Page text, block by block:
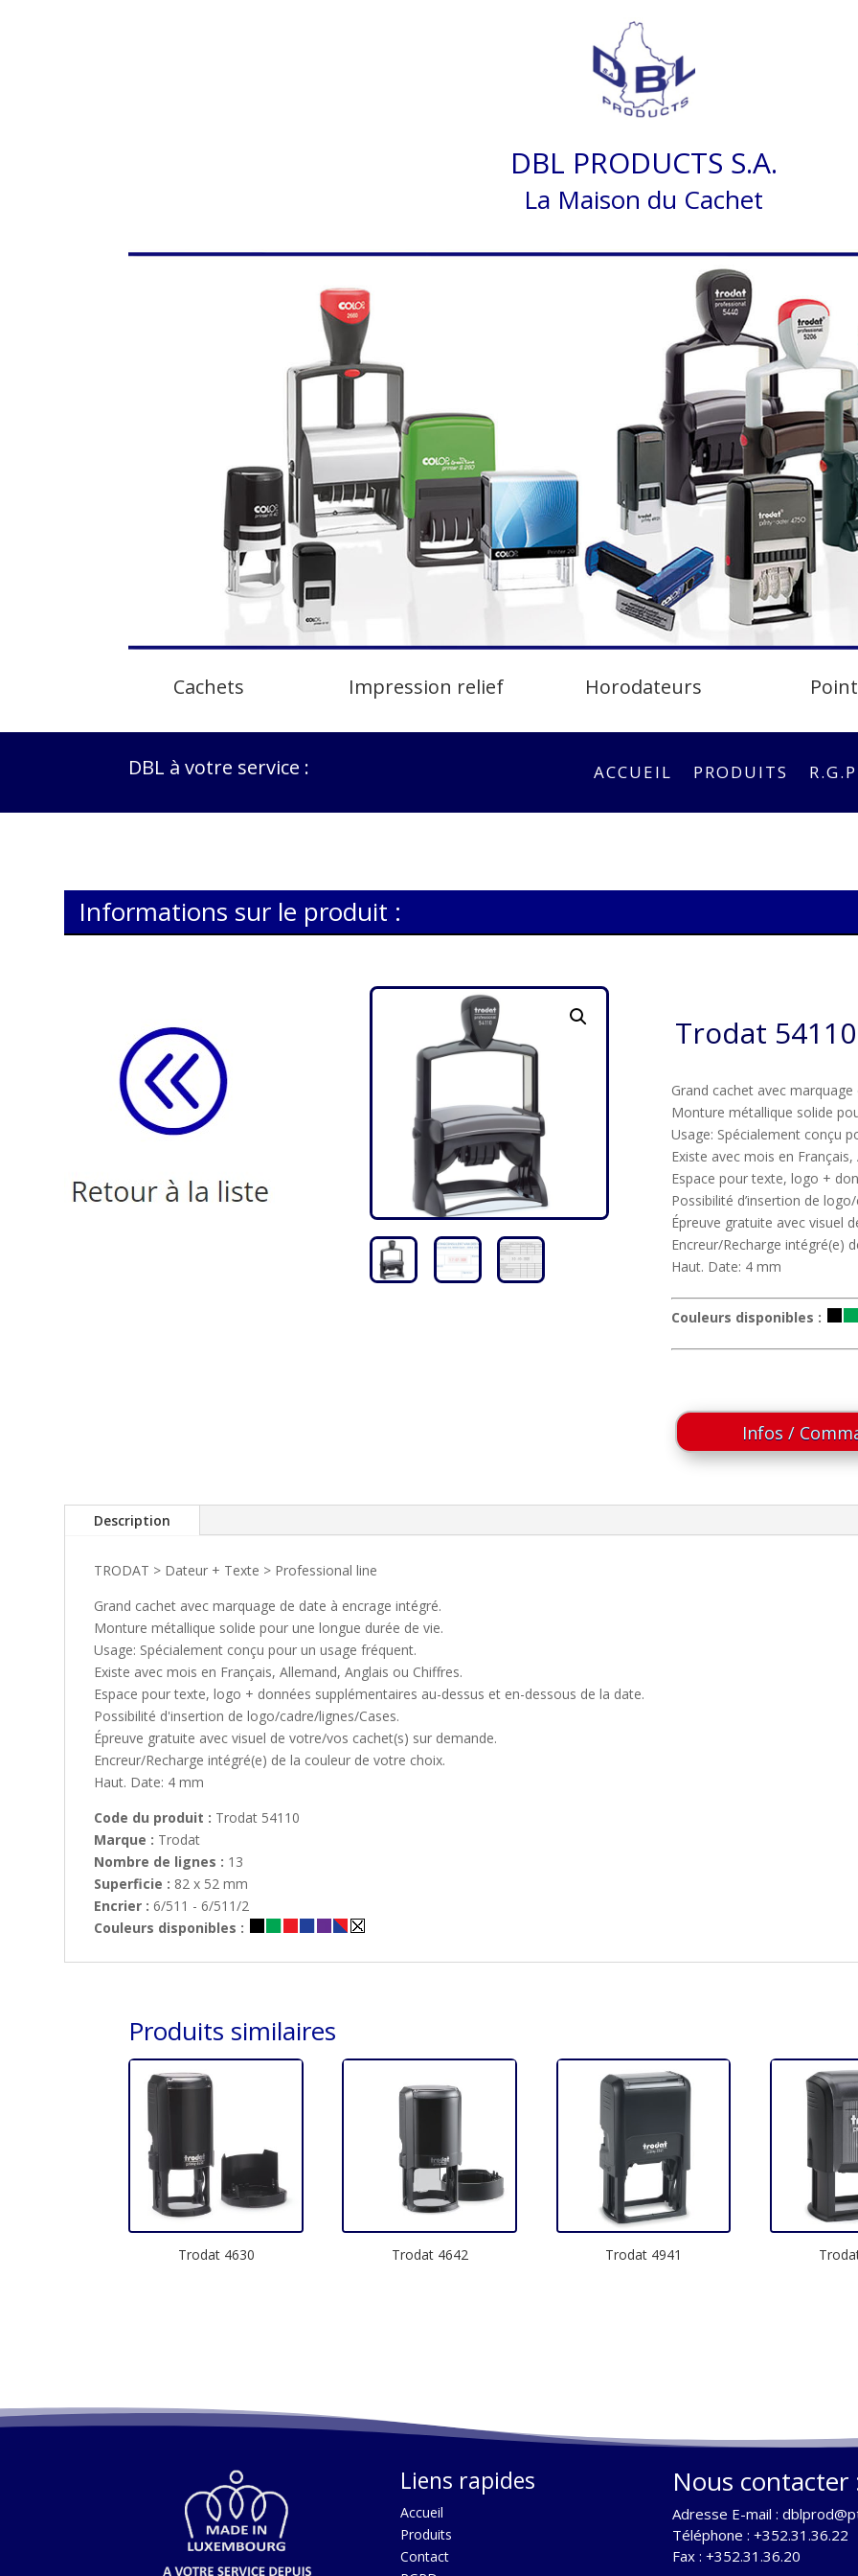
DBL PRODUCTS S.A.
La Maison du Cachet
Cachets Impression relief Horodateurs
DBL à votre service : ACCUEIL PRODUITS
Informations sur le produit :
Trodat 54110
Grand cachet avec
Monture métallique solide
Usage: Spécialement conçu
Existe avec mois en
Espace pour texte, logo +
Possibilité d’insertion de
Épreuve gratuite avec visuel
Encreur/Recharge intégré(e)
Haut. Date: 4 mm
Couleurs disponibles :
Infos /
Description
TRODAT > Dateur + Texte > Professional line
Grand cachet avec marquage de date à encrage intégré.
Monture métallique solide pour une longue durée de vie.
Usage: Spécialement conçu pour un usage fréquent.
Existe avec mois en Français, Allemand, Anglais ou Chiffres.
Espace pour texte, logo + données supplémentaires au-dessus et en-dessous de la date.
Possibilité d'insertion de logo/cadre/lignes/Cases.
Épreuve gratuite avec visuel de votre/vos cachet(s) sur demande.
Encreur/Recharge intégré(e) de la couleur de votre choix.
Haut. Date: 4 mm
Code du produit : Trodat 54110
Marque : Trodat
Nombre de lignes : 13
Superficie : 82 x 52 mm
Encrier :6/511 - 6/511/2
Couleurs disponibles :
Produits similaires
Trodat 4630 Trodat 4642 Trodat 4941
Liens rapides
Accueil
Produits
Contact
Nous contacter
Adresse E-mail :
Téléphone : +352.31.36.22
Fax : +352.31.36.20